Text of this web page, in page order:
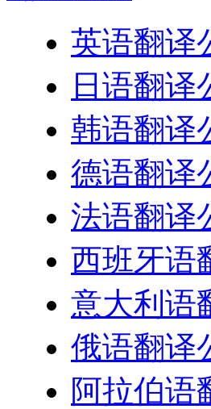
英语翻译
日语翻译
韩语翻译
德语翻译
法语翻译
西班牙语
意大利语
俄语翻译
阿拉伯语